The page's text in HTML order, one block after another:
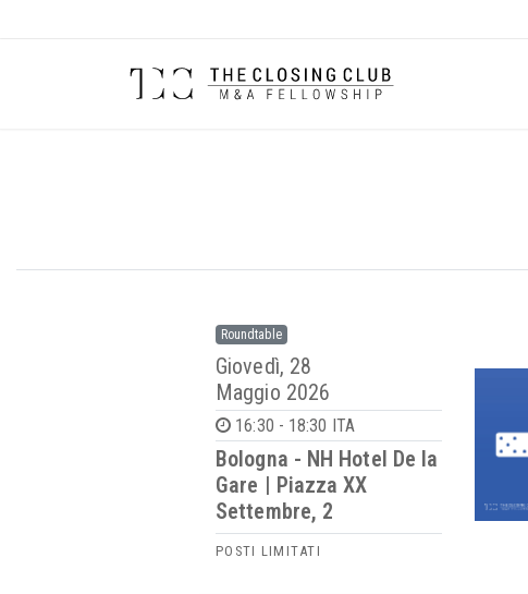
Roundtable
Giovedì, 28
Maggio 2026
16:30 - 18:30 ITA
Bologna - NH Hotel De la
Gare | Piazza XX
Settembre, 2
POSTI LIMITATI